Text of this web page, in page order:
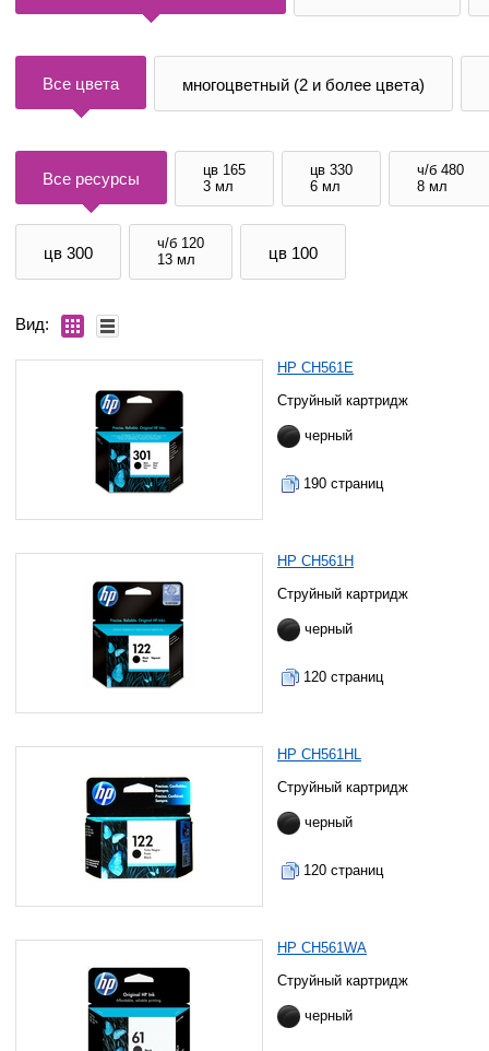
Все цвета многоцветный (2 и более цвета)
Все ресурсы
цв 165
3 мл
цв 330
6 мл
ч/б 480
8 мл
цв 300
ч/б 120
13 мл
цв 100
Вид:
HP CH561E
Струйный картридж
черный
190 страниц
HP CH561H
Струйный картридж
черный
120 страниц
HP CH561HL
Струйный картридж
черный
120 страниц
HP CH561WA
Струйный картридж
черный